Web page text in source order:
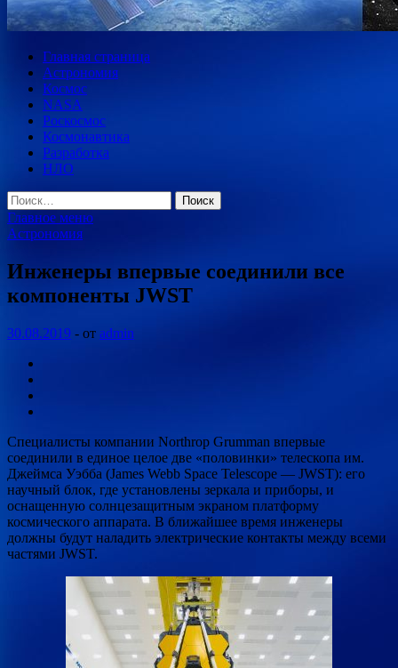
Главная страница
Астрономия
Космос
NASA
Роскосмос
Космонавтика
Разработка
НЛО
Найти:
Главное меню
Астрономия
Инженеры впервые соединили все
компоненты JWST
30.08.2019 - от admin
Специалисты компании Northrop Grumman впервые
соединили в единое целое две «половинки» телескопа им.
Джеймса Уэбба (James Webb Space Telescope — JWST): его
научный блок, где установлены зеркала и приборы, и
оснащенную солнцезащитным экраном платформу
космического аппарата. В ближайшее время инженеры
должны будут наладить электрические контакты между всеми
частями JWST.